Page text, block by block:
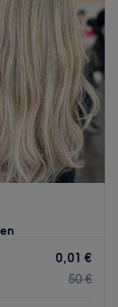
0,01 €
50 €